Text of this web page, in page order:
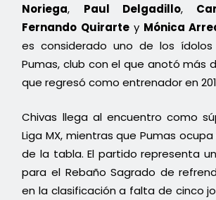
Noriega, Paul Delgadillo,
Fernando Quirartey Mónica
es considerado uno de los
Pumas, club con el que anotó más
que regresó como entrenador en
Chivas llega al encuentro como
Liga MX, mientras que Pumas
de la tabla. El partido representa
para el Rebaño Sagrado de
en la clasificación a falta de cinco